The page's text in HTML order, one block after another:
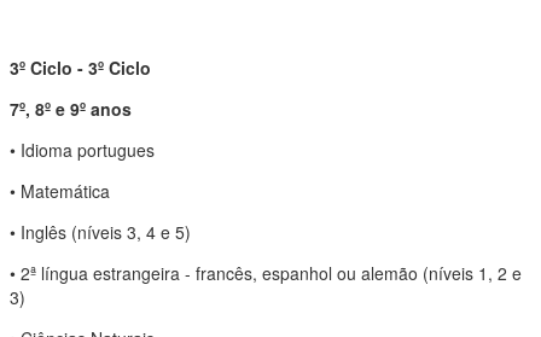
3º Ciclo - 3º Ciclo
7º, 8º e 9º anos
• Idioma portugues
• Matemática
• Inglês (níveis 3, 4 e 5)
• 2ª língua estrangeira - francês, espanhol ou alemão (níveis 1, 2 e
3)